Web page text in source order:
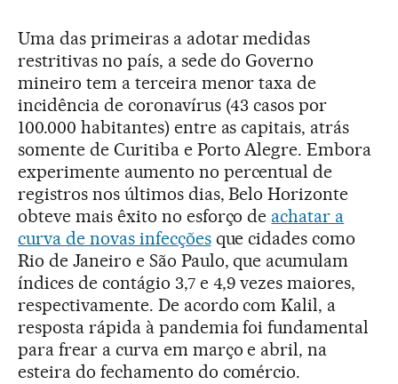
Uma das primeiras a adotar medidas
restritivas no país, a sede do Governo
mineiro tem a terceira menor taxa de
incidência de coronavírus (43 casos por
100.000 habitantes) entre as capitais, atrás
somente de Curitiba e Porto Alegre. Embora
experimente aumento no percentual de
registros nos últimos dias, Belo Horizonte
obteve mais êxito no esforço de achatar a
curva de novas infecçõesque cidades como
Rio de Janeiro e São Paulo, que acumulam
índices de contágio 3,7 e 4,9 vezes maiores,
respectivamente. De acordo com Kalil, a
resposta rápida à pandemia foi fundamental
para frear a curva em março e abril, na
esteira do fechamento do comércio.